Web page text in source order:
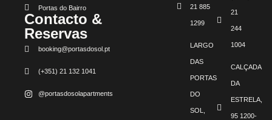
Portas do Bairro
Contacto &
Reservas
booking@portasdosol.pt
(+351) 21 132 1041
@portasdosolapartments
21 885
1299
LARGO
DAS
PORTAS
DO
SOL,
21
244
1004
CALÇADA
DA
ESTRELA,
95 1200-